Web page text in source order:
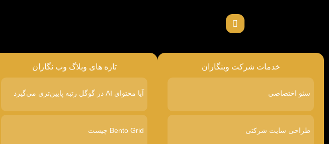
خدمات شرکت وبنگاران
سئو اختصاصی
طراحی سایت شرکتی
تازه های وبلاگ وب نگاران
آیا محتوای AI در گوگل رتبه پایین‌تری می‌گیرد
Bento Grid چیست